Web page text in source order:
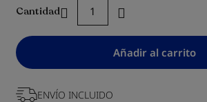
Cantidad
Añadir al carrito
ENVÍO INCLUIDO